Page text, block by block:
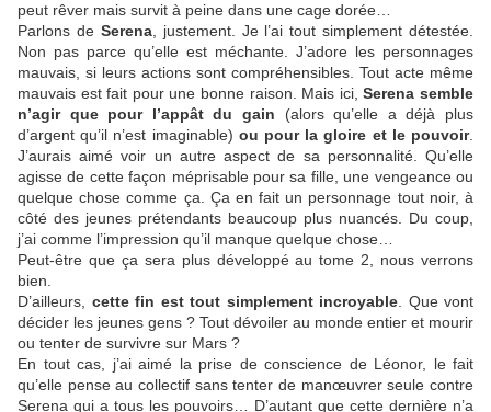
peut rêver mais survit à peine dans une cage dorée…
Parlons de Serena, justement. Je l’ai tout simplement détestée.
Non pas parce qu’elle est méchante. J’adore les personnages
mauvais, si leurs actions sont compréhensibles. Tout acte même
mauvais est fait pour une bonne raison. Mais ici,Serena semble
n’agir que pour l’appât du gain (alors qu’elle a déjà plus
d’argent qu’il n’est imaginable) ou pour la gloire et le pouvoir.
J’aurais aimé voir un autre aspect de sa personnalité. Qu’elle
agisse de cette façon méprisable pour sa fille, une vengeance ou
quelque chose comme ça. Ça en fait un personnage tout noir, à
côté des jeunes prétendants beaucoup plus nuancés. Du coup,
j’ai comme l’impression qu’il manque quelque chose…
Peut-être que ça sera plus développé au tome 2, nous verrons
bien.
D’ailleurs, cette fin est tout simplement incroyable . Que vont
décider les jeunes gens ? Tout dévoiler au monde entier et mourir
ou tenter de survivre sur Mars ?
En tout cas, j’ai aimé la prise de conscience de Léonor, le fait
qu’elle pense au collectif sans tenter de manœuvrer seule contre
Serena qui a tous les pouvoirs… D’autant que cette dernière n’a